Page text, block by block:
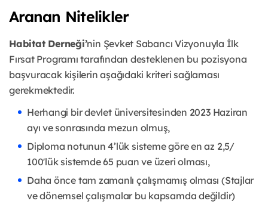
Aranan Nitelikler
Habitat Derneği’nin Şevket Sabancı Vizyonuyla İlk
Fırsat Programı tarafından desteklenen bu pozisyona
başvuracak kişilerin aşağıdaki kriteri sağlaması
gerekmektedir.
Herhangi bir devlet üniversitesinden 2023 Haziran
ayı ve sonrasında mezun olmuş,
Diploma notunun 4’lük sisteme göre en az 2,5/
100'lük sistemde 65 puan ve üzeri olması,
Daha önce tam zamanlı çalışmamış olması (Stajlar
ve dönemsel çalışmalar bu kapsamda değildir)